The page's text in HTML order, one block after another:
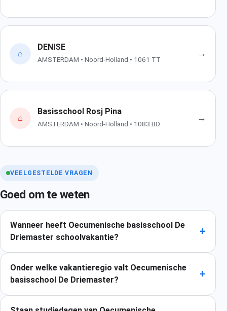
⌂
DENISE
AMSTERDAM • Noord-Holland • 1061 TT
→
⌂
Basisschool Rosj Pina
AMSTERDAM • Noord-Holland • 1083 BD
→
VEELGESTELDE VRAGEN
Goed om te weten
Wanneer heeft Oecumenische basisschool De
Driemaster schoolvakantie?
+
Onder welke vakantieregio valt Oecumenische
basisschool De Driemaster?
+